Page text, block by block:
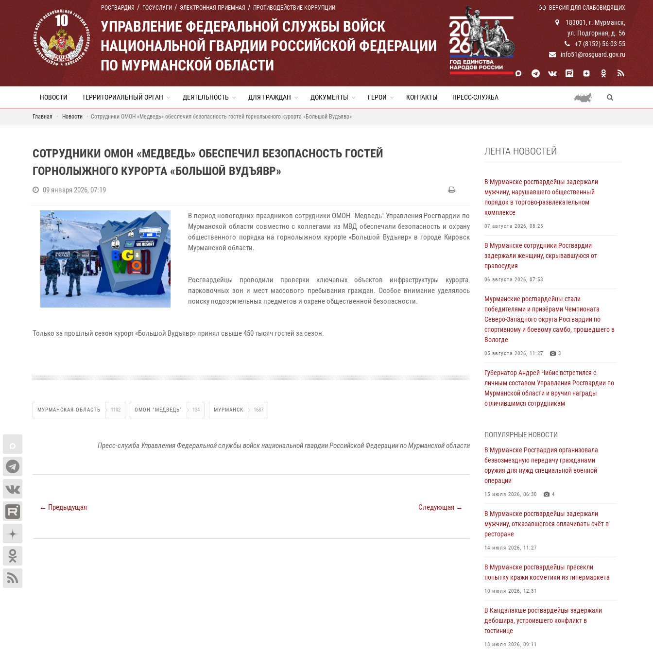
РОСГВАРДИЯ ГОСУСЛУГИ ЭЛЕКТРОННАЯ ПРИЕМНАЯ ПРОТИВОДЕЙСТВИЕ КОРРУПЦИИ ВЕРСИЯ ДЛЯ СЛАБОВИДЯЩИХ
УПРАВЛЕНИЕ ФЕДЕРАЛЬНОЙ СЛУЖБЫ ВОЙСК
НАЦИОНАЛЬНОЙ ГВАРДИИ РОССИЙСКОЙ ФЕДЕРАЦИИ
ПО МУРМАНСКОЙ ОБЛАСТИ
183001, г. Мурманск,
ул. Подгорная, д. 56
+7 (8152) 56-03-55
info51@rosguard.gov.ru
НОВОСТИ ТЕРРИТОРИАЛЬНЫЙ ОРГАН ДЕЯТЕЛЬНОСТЬ ДЛЯ ГРАЖДАН ДОКУМЕНТЫ ГЕРОИ КОНТАКТЫ ПРЕСС-СЛУЖБА
Главная Новости Сотрудники ОМОН «Медведь» обеспечил безопасность гостей горнолыжного курорта «Большой Вудъявр»
СОТРУДНИКИ ОМОН «МЕДВЕДЬ» ОБЕСПЕЧИЛ БЕЗОПАСНОСТЬ ГОСТЕЙ
ГОРНОЛЫЖНОГО КУРОРТА «БОЛЬШОЙ ВУДЪЯВР»
09 января 2026, 07:19
В период новогодних праздников сотрудники ОМОН "Медведь" Управления Росгвардии по
Мурманской области совместно с коллегами из МВД обеспечили безопасность и охрану
общественного порядка на горнолыжном курорте «Большой Вудъявр» в городе Кировск
Мурманской области.
Росгвардейцы проводили проверки ключевых объектов инфраструктуры курорта,
парковочных зон и мест массового пребывания граждан. Особое внимание уделялось
поиску подозрительных предметов и охране общественной безопасности.
Только за прошлый сезон курорт «Большой Вудъявр» принял свыше 450 тысяч гостей за сезон.
МУРМАНСКАЯ ОБЛАСТЬ 1192 ОМОН "МЕДВЕДЬ" 134 МУРМАНСК 1687
Пресс-служба Управления Федеральной службы войск национальной гвардии Российской Федерации по Мурманской области
← Предыдущая Следующая →
ЛЕНТА НОВОСТЕЙ
В Мурманске росгвардейцы задержали
мужчину, нарушавшего общественный
порядок в торгово-развлекательном
комплексе
07 августа 2026, 08:25
В Мурманске сотрудники Росгвардии
задержали женщину, скрывавшуюся от
правосудия
06 августа 2026, 07:53
Мурманские росгвардейцы стали
победителями и призёрами Чемпионата
Северо-Западного округа Росгвардии по
спортивному и боевому самбо, прошедшего в
Вологде
05 августа 2026, 11:27 3
Губернатор Андрей Чибис встретился с
личным составом Управления Росгвардии по
Мурманской области и вручил награды
отличившимся сотрудникам
В Мурманске сотрудники Росгвардии
пресекли утренний дебош в баре на улице
Карла Маркса
04 августа 2026, 08:54
Морской отряд Северо - Западного округа
образования
03 августа 2026, 12:23 4
дебошира на автозаправочной станции
03 августа 2026, 09:12
Сотрудники Росгвардии провели инструктаж
по антитеррористической защищенности для
ПОПУЛЯРНЫЕ НОВОСТИ
В Мурманске Росгвардия организовала
безвозмездную передачу гражданами
оружия для нужд специальной военной
операции
15 июля 2026, 06:30 4
В Мурманске росгвардейцы задержали
мужчину, отказавшегося оплачивать счёт в
ресторане
14 июля 2026, 11:27
В Мурманске росгвардейцы пресекли
попытку кражи косметики из гипермаркета
10 июля 2026, 12:31
В Кандалакше росгвардейцы задержали
дебошира, устроившего конфликт в
гостинице
13 июля 2026, 09:11